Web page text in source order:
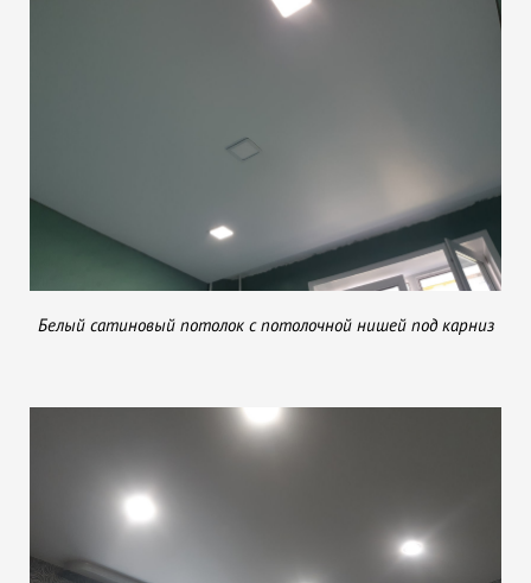
Белый сатиновый потолок с потолочной нишей под карниз